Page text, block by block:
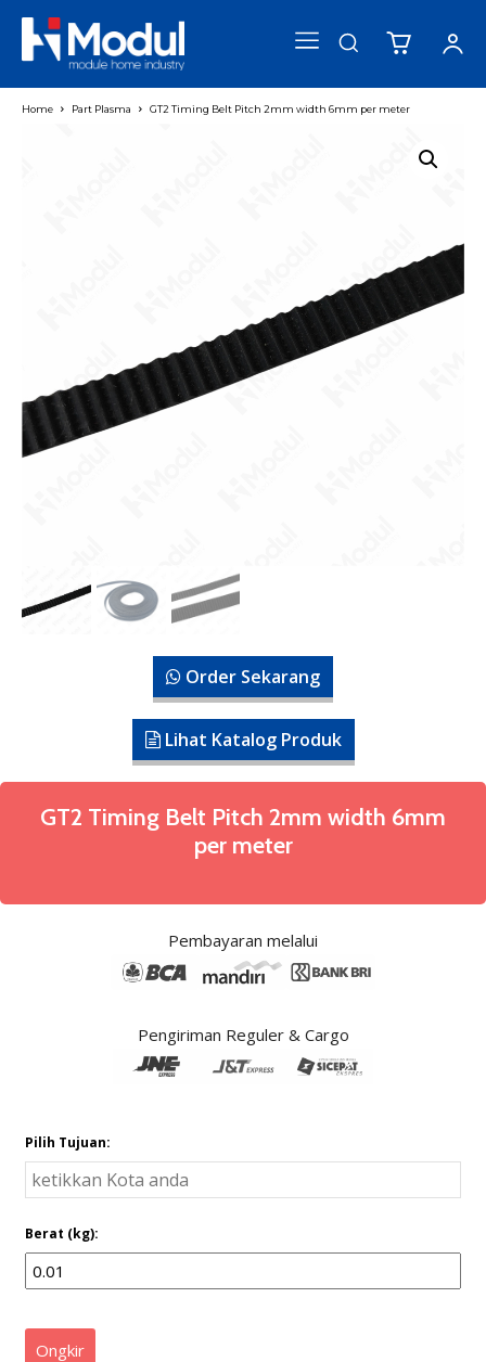
Home Part Plasma GT2 Timing Belt Pitch 2mm width 6mm per meter
Order Sekarang
Lihat Katalog Produk
GT2 Timing Belt Pitch 2mm width 6mm
per meter
Pembayaran melalui
Pengiriman Reguler & Cargo
Pilih Tujuan:
Berat (kg):
Ongkir